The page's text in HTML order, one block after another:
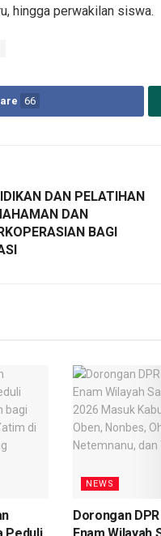
hingga perwakilan siswa.
66
DAN PELATIHAN
DAN
BAGI
NEWS
Dorongan